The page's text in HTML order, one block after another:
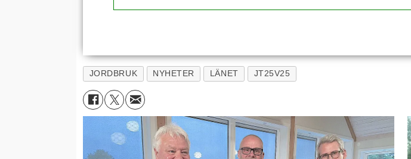
JORDBRUK NYHETER LÄNET JT25V25